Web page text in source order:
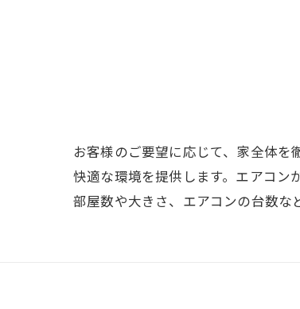
お客様のご要望に応じて、家全体を
快適な環境を提供します。エアコン
部屋数や大きさ、エアコンの台数な